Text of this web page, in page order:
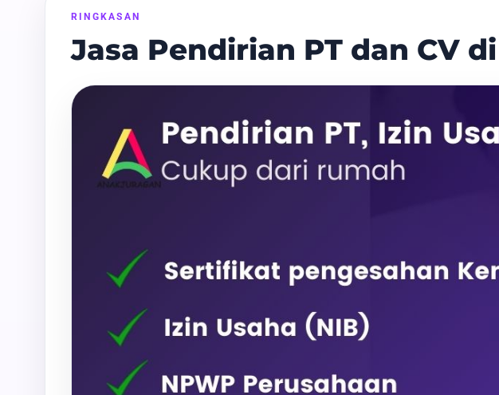
RINGKASAN
Jasa Pendirian PT dan CV